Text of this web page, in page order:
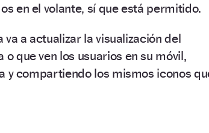
en el volante, sí que está permitido.
a actualizar la visualización del
que ven los usuarios en su móvil,
y compartiendo los mismos iconos